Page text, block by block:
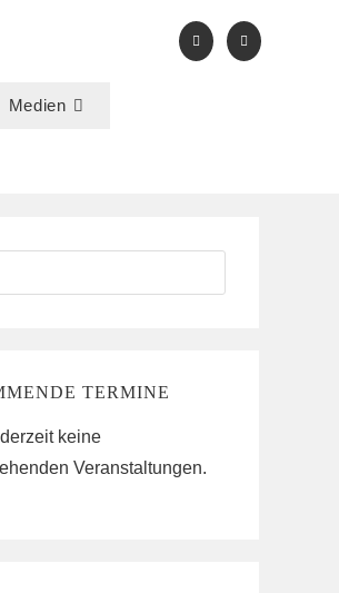
Medien
TERMINE
keine
Veranstaltungen.